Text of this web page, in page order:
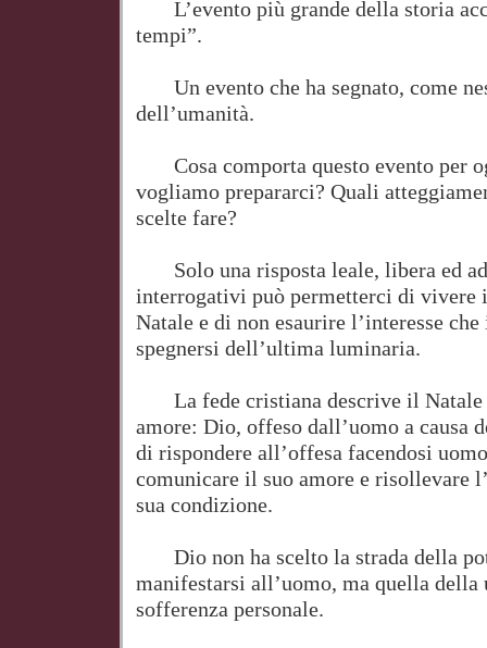
L’evento più grande della storia
tempi”.
Un evento che ha segnato, come
dell’umanità.
Cosa comporta questo evento per
vogliamo prepararci? Quali
scelte fare?
Solo una risposta leale, libera ed
interrogativi può permetterci di vivere
Natale e di non esaurire l’interesse
spegnersi dell’ultima luminaria.
La fede cristiana descrive il Natale
amore: Dio, offeso dall’uomo a causa
di rispondere all’offesa facendosi
comunicare il suo amore e risollevare
sua condizione.
Dio non ha scelto la strada della
manifestarsi all’uomo, ma quella
sofferenza personale.